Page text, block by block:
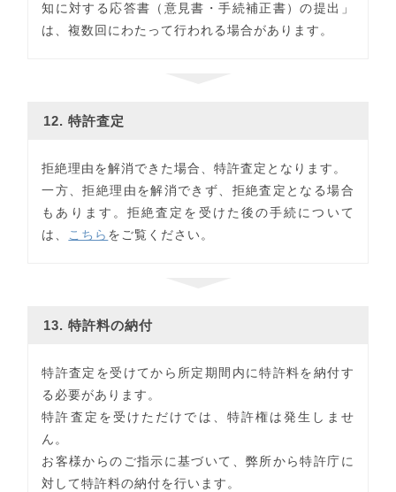
知に対する応答書（意見書・手続補正書）の提出」
は、複数回にわたって行われる場合があります。
12. 特許査定
拒絶理由を解消できた場合、特許査定となります。
一方、拒絶理由を解消できず、拒絶査定となる場合
もあります。拒絶査定を受けた後の手続について
は、
こちら をご覧ください。
13. 特許料の納付
特許査定を受けてから所定期間内に特許料を納付す
る必要があります。
特許査定を受けただけでは、特許権は発生しませ
ん。
お客様からのご指示に基づいて、弊所から特許庁に
対して特許料の納付を行います。